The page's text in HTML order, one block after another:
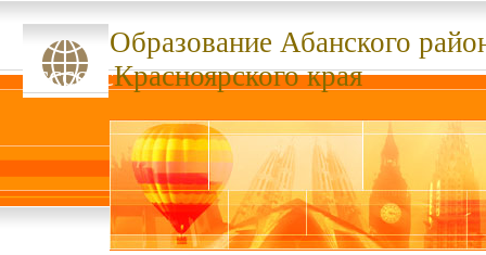
Образование Абанского
сссссссКрасноярского края